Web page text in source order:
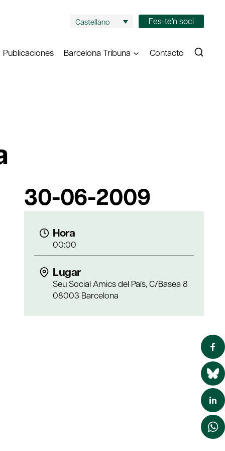
Castellano Fes-te'n soci
Publicaciones Barcelona Tribuna Contacto
30-06-2009
Hora
00:00
Lugar
Seu Social Amics del País, C/Basea 8
08003 Barcelona